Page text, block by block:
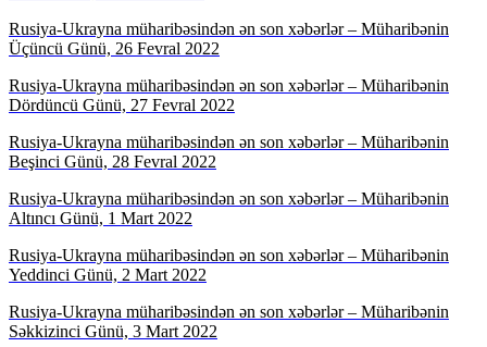
Rusiya-Ukrayna müharibəsindən ən son xəbərlər – Müharibənin
Üçüncü Günü, 26 Fevral 2022
Rusiya-Ukrayna müharibəsindən ən son xəbərlər – Müharibənin
Dördüncü Günü, 27 Fevral 2022
Rusiya-Ukrayna müharibəsindən ən son xəbərlər – Müharibənin
Beşinci Günü, 28 Fevral 2022
Rusiya-Ukrayna müharibəsindən ən son xəbərlər – Müharibənin
Altıncı Günü, 1 Mart 2022
Rusiya-Ukrayna müharibəsindən ən son xəbərlər – Müharibənin
Yeddinci Günü, 2 Mart 2022
Rusiya-Ukrayna müharibəsindən ən son xəbərlər – Müharibənin
Səkkizinci Günü, 3 Mart 2022